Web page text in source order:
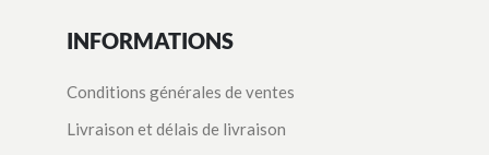
INFORMATIONS
Conditions générales de ventes
Livraison et délais de livraison